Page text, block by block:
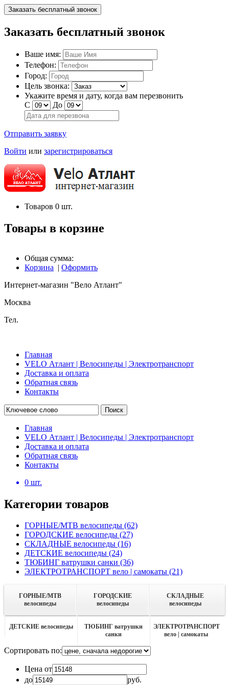
Заказать бесплатный звонок
Заказать бесплатный звонок
Ваше имя:
Телефон:
Город:
Цель звонка:
Укажите время и дату, когда вам перезвонить
С
До
Отправить заявку
Войти или зарегистрироваться
Товаров 0 шт.
Товары в корзине
Общая сумма:
Корзина | Оформить
Интернет-магазин "Вело Атлант"
Москва
Тел.
Главная
VELO Атлант | Велосипеды | Электротранспорт
Доставка и оплата
Обратная связь
Контакты
Поиск
Главная
VELO Атлант | Велосипеды | Электротранспорт
Доставка и оплата
Обратная связь
Контакты
0 шт.
Категории товаров
ГОРНЫЕ/MTB велосипеды (62)
ГОРОДСКИЕ велосипеды (27)
СКЛАДНЫЕ велосипеды (16)
ДЕТСКИЕ велосипеды (24)
ТЮБИНГ ватрушки санки (36)
ЭЛЕКТРОТРАНСПОРТ вело | самокаты (21)
ГОРНЫЕ/MTB
велосипеды
ГОРОДСКИЕ
велосипеды
СКЛАДНЫЕ
велосипеды
ДЕТСКИЕ велосипеды
ТЮБИНГ ватрушки
санки
ЭЛЕКТРОТРАНСПОРТ
вело | самокаты
Сортировать по:
Цена от
до
руб.